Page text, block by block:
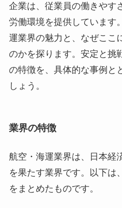
企業は、従業員の働きやす
労働環境を提供しています
運業界の魅力と、なぜここ
のかを探ります。安定と挑
の特徴を、具体的な事例と
しょう。
業界の特徴
航空・海運業界は、日本経
を果たす業界です。以下は
をまとめたものです。